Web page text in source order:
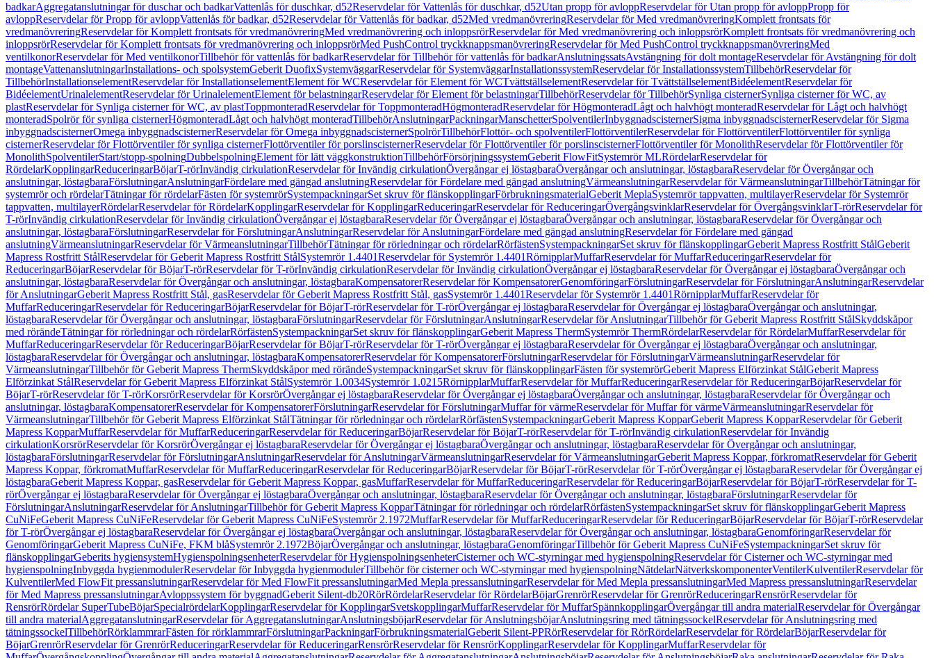
badkarAggregatanslutningar för duschar och badkarVattenlås för duschkar, d52Reservdelar för Vattenlås för duschkar, d52Utan propp för avloppReservdelar för Utan propp för avloppPropp för
avloppReservdelar för Propp för avloppVattenlås för badkar, d52Reservdelar för Vattenlås för badkar, d52Med vredmanövreringReservdelar för Med vredmanövreringKomplett frontsats för
vredmanövreringReservdelar för Komplett frontsats för vredmanövreringMed vredmanövrering och inloppsrörReservdelar för Med vredmanövrering och inloppsrörKomplett frontsats för vredmanövrering och
inloppsrörReservdelar för Komplett frontsats för vredmanövrering och inloppsrörMed PushControl tryckknappsmanövreringReservdelar för Med PushControl tryckknappsmanövreringMed
ventilkonorReservdelar för Med ventilkonorTillbehör för vattenlås för badkarReservdelar för Tillbehör för vattenlås för badkarAnslutningssatsAvstängning för dolt montageReservdelar för Avstängning för dolt
montageVattenanslutningarInstallations- och spolsystemGeberit DuofixSystemväggarReservdelar för SystemväggarInstallationssystemReservdelar för InstallationssystemTillbehörReservdelar för
TillbehörInstallationselementReservdelar för InstallationselementElement för WCReservdelar för Element för WCTvättställselementReservdelar för TvättställselementBidéelementReservdelar för
BidéelementUrinalelementReservdelar för UrinalelementElement för belastningarReservdelar för Element för belastningarTillbehörReservdelar för TillbehörSynliga cisternerSynliga cisterner för WC, av
plastReservdelar för Synliga cisterner för WC, av plastToppmonteradReservdelar för ToppmonteradHögmonteradReservdelar för HögmonteradLågt och halvhögt monteradReservdelar för Lågt och halvhögt
monteradSpolrör för synliga cisternerHögmonteradLågt och halvhögt monteradTillbehörAnslutningarPackningarManschetterSpolventilerInbyggnadscisternerSigma inbyggnadscisternerReservdelar för Sigma
inbyggnadscisternerOmega inbyggnadscisternerReservdelar för Omega inbyggnadscisternerSpolrörTillbehörFlottör- och spolventilerFlottörventilerReservdelar för FlottörventilerFlottörventiler för synliga
cisternerReservdelar för Flottörventiler för synliga cisternerFlottörventiler för porslinscisternerReservdelar för Flottörventiler för porslinscisternerFlottörventiler för MonolithReservdelar för Flottörventiler för
MonolithSpolventilerStart/stopp-spolningDubbelspolningElement för lätt väggkonstruktionTillbehörFörsörjningssystemGeberit FlowFitSystemrör MLRördelarReservdelar för
RördelarKopplingarReduceringarBöjarT-rörInvändig cirkulationReservdelar för Invändig cirkulationÖvergångar ej löstagbaraÖvergångar och anslutningar, löstagbaraReservdelar för Övergångar och
anslutningar, löstagbaraFörslutningarAnslutningarFördelare med gängad anslutningReservdelar för Fördelare med gängad anslutningVärmeanslutningarReservdelar för VärmeanslutningarTillbehörTätningar för
systemrör och rördelarTätningar för rördelarFästen för systemrörSystempackningarSet skruv för flänskopplingarFörbrukningsmaterialGeberit MeplaSystemrör tappvatten, multilayerReservdelar för Systemrör
tappvatten, multilayerRördelarReservdelar för RördelarKopplingarReservdelar för KopplingarReduceringarReservdelar för ReduceringarÖvergångsvinklarReservdelar för ÖvergångsvinklarT-rörReservdelar för
T-rörInvändig cirkulationReservdelar för Invändig cirkulationÖvergångar ej löstagbaraReservdelar för Övergångar ej löstagbaraÖvergångar och anslutningar, löstagbaraReservdelar för Övergångar och
anslutningar, löstagbaraFörslutningarReservdelar för FörslutningarAnslutningarReservdelar för AnslutningarFördelare med gängad anslutningReservdelar för Fördelare med gängad
anslutningVärmeanslutningarReservdelar för VärmeanslutningarTillbehörTätningar för rörledningar och rördelarRörfästenSystempackningarSet skruv för flänskopplingarGeberit Mapress Rostfritt StålGeberit
Mapress Rostfritt StålReservdelar för Geberit Mapress Rostfritt StålSystemrör 1.4401Reservdelar för Systemrör 1.4401RörnipplarMuffarReservdelar för MuffarReduceringarReservdelar för
ReduceringarBöjarReservdelar för BöjarT-rörReservdelar för T-rörInvändig cirkulationReservdelar för Invändig cirkulationÖvergångar ej löstagbaraReservdelar för Övergångar ej löstagbaraÖvergångar och
anslutningar, löstagbaraReservdelar för Övergångar och anslutningar, löstagbaraKompensatorerReservdelar för KompensatorerGenomföringarFörslutningarReservdelar för FörslutningarAnslutningarReservdelar
för AnslutningarGeberit Mapress Rostfritt Stål, gasReservdelar för Geberit Mapress Rostfritt Stål, gasSystemrör 1.4401Reservdelar för Systemrör 1.4401RörnipplarMuffarReservdelar för
MuffarReduceringarReservdelar för ReduceringarBöjarReservdelar för BöjarT-rörReservdelar för T-rörÖvergångar ej löstagbaraReservdelar för Övergångar ej löstagbaraÖvergångar och anslutningar,
löstagbaraReservdelar för Övergångar och anslutningar, löstagbaraFörslutningarReservdelar för FörslutningarAnslutningarReservdelar för AnslutningarTillbehör för Geberit Mapress Rostfritt StålSkyddskåpor
med rörändeTätningar för rörledningar och rördelarRörfästenSystempackningarSet skruv för flänskopplingarGeberit Mapress ThermSystemrör ThermRördelarReservdelar för RördelarMuffarReservdelar för
MuffarReduceringarReservdelar för ReduceringarBöjarReservdelar för BöjarT-rörReservdelar för T-rörÖvergångar ej löstagbaraReservdelar för Övergångar ej löstagbaraÖvergångar och anslutningar,
löstagbaraReservdelar för Övergångar och anslutningar, löstagbaraKompensatorerReservdelar för KompensatorerFörslutningarReservdelar för FörslutningarVärmeanslutningarReservdelar för
VärmeanslutningarTillbehör för Geberit Mapress ThermSkyddskåpor med rörändeSystempackningarSet skruv för flänskopplingarFästen för systemrörGeberit Mapress Elförzinkat StålGeberit Mapress
Elförzinkat StålReservdelar för Geberit Mapress Elförzinkat StålSystemrör 1.0034Systemrör 1.0215RörnipplarMuffarReservdelar för MuffarReduceringarReservdelar för ReduceringarBöjarReservdelar för
BöjarT-rörReservdelar för T-rörKorsrörReservdelar för KorsrörÖvergångar ej löstagbaraReservdelar för Övergångar ej löstagbaraÖvergångar och anslutningar, löstagbaraReservdelar för Övergångar och
anslutningar, löstagbaraKompensatorerReservdelar för KompensatorerFörslutningarReservdelar för FörslutningarMuffar för värmeReservdelar för Muffar för värmeVärmeanslutningarReservdelar för
VärmeanslutningarTillbehör för Geberit Mapress Elförzinkat StålTätningar för rörledningar och rördelarRörfästenSystempackningarGeberit Mapress KopparGeberit Mapress KopparReservdelar för Geberit
Mapress KopparMuffarReservdelar för MuffarReduceringarReservdelar för ReduceringarBöjarReservdelar för BöjarT-rörReservdelar för T-rörInvändig cirkulationReservdelar för Invändig
cirkulationKorsrörReservdelar för KorsrörÖvergångar ej löstagbaraReservdelar för Övergångar ej löstagbaraÖvergångar och anslutningar, löstagbaraReservdelar för Övergångar och anslutningar,
löstagbaraFörslutningarReservdelar för FörslutningarAnslutningarReservdelar för AnslutningarVärmeanslutningarReservdelar för VärmeanslutningarGeberit Mapress Koppar, förkromatReservdelar för Geberit
Mapress Koppar, förkromatMuffarReservdelar för MuffarReduceringarReservdelar för ReduceringarBöjarReservdelar för BöjarT-rörReservdelar för T-rörÖvergångar ej löstagbaraReservdelar för Övergångar ej
löstagbaraGeberit Mapress Koppar, gasReservdelar för Geberit Mapress Koppar, gasMuffarReservdelar för MuffarReduceringarReservdelar för ReduceringarBöjarReservdelar för BöjarT-rörReservdelar för T-
rörÖvergångar ej löstagbaraReservdelar för Övergångar ej löstagbaraÖvergångar och anslutningar, löstagbaraReservdelar för Övergångar och anslutningar, löstagbaraFörslutningarReservdelar för
FörslutningarAnslutningarReservdelar för AnslutningarTillbehör för Geberit Mapress KopparTätningar för rörledningar och rördelarRörfästenSystempackningarSet skruv för flänskopplingarGeberit Mapress
CuNiFeGeberit Mapress CuNiFeReservdelar för Geberit Mapress CuNiFeSystemrör 2.1972MuffarReservdelar för MuffarReduceringarReservdelar för ReduceringarBöjarReservdelar för BöjarT-rörReservdelar
för T-rörÖvergångar ej löstagbaraReservdelar för Övergångar ej löstagbaraÖvergångar och anslutningar, löstagbaraReservdelar för Övergångar och anslutningar, löstagbaraGenomföringarReservdelar för
GenomföringarGeberit Mapress CuNiFe, FKM blåSystemrör 2.1972BöjarÖvergångar och anslutningar, löstagbaraGenomföringarTillbehör för Geberit Mapress CuNiFeSystempackningarSet skruv för
flänskopplingarGeberits hygiensystemHygienspolningsenheterReservdelar för HygienspolningsenheterCisterner och WC-styrningar med hygienspolningReservdelar för Cisterner och WC-styrningar med
hygienspolningInbyggda hygienmodulerReservdelar för Inbyggda hygienmodulerTillbehör för cisterner och WC-styrningar med hygienspolningNätdelarNätverkskomponenterVentilerKulventilerReservdelar för
KulventilerMed FlowFit pressanslutningarReservdelar för Med FlowFit pressanslutningarMed Mepla pressanslutningarReservdelar för Med Mepla pressanslutningarMed Mapress pressanslutningarReservdelar
för Med Mapress pressanslutningarAvloppssystem för byggnadGeberit Silent-db20RörRördelarReservdelar för RördelarBöjarGrenrörReservdelar för GrenrörReduceringarRensrörReservdelar för
RensrörRördelar SuperTubeBöjarSpecialrördelarKopplingarReservdelar för KopplingarSvetskopplingarMuffarReservdelar för MuffarSpännkopplingarÖvergångar till andra materialReservdelar för Övergångar
till andra materialAggregatanslutningarReservdelar för AggregatanslutningarAnslutningsböjarReservdelar för AnslutningsböjarAnslutningsring med tätningssockelReservdelar för Anslutningsring med
tätningssockelTillbehörRörklammrarFästen för rörklammrarFörslutningarPackningarFörbrukningsmaterialGeberit Silent-PPRörReservdelar för RörRördelarReservdelar för RördelarBöjarReservdelar för
BöjarGrenrörReservdelar för GrenrörReduceringarReservdelar för ReduceringarRensrörReservdelar för RensrörKopplingarReservdelar för KopplingarMuffarReservdelar för